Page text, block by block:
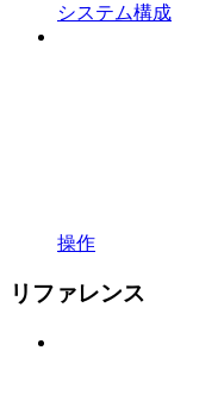
システム構成
操作
リファレンス